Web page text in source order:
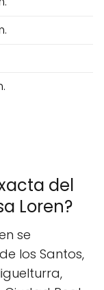
del
Loren?
se
los Santos,